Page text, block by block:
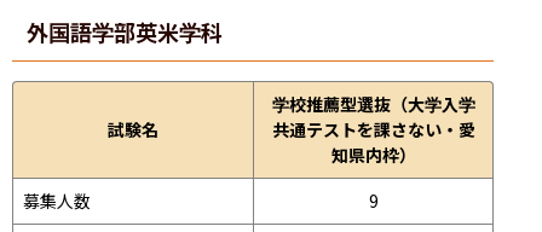
外国語学部英米学科
試験名
学校推薦型選抜（大学入学
共通テストを課さない・愛
知県内枠）
募集人数
9